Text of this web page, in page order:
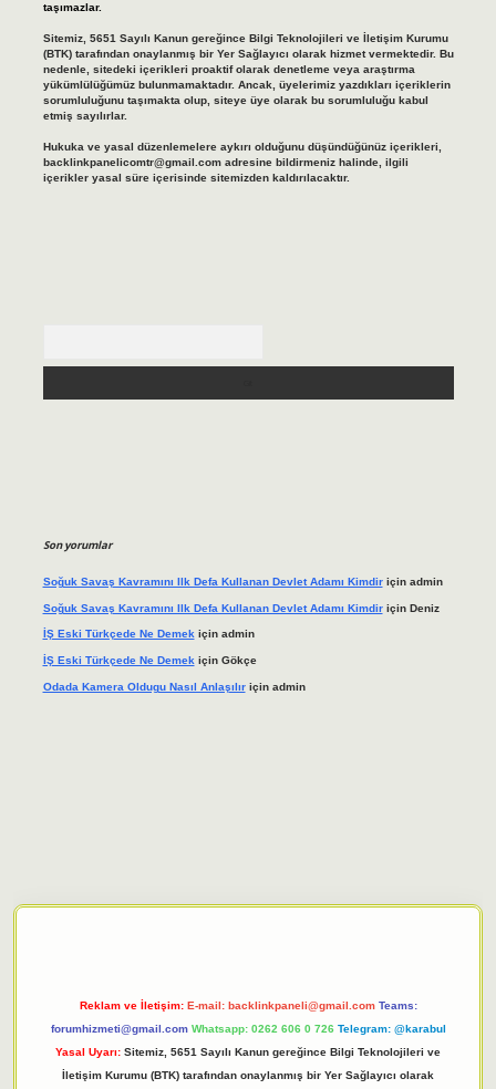
taşımazlar.
Sitemiz, 5651 Sayılı Kanun gereğince Bilgi Teknolojileri ve İletişim Kurumu
(BTK) tarafından onaylanmış bir Yer Sağlayıcı olarak hizmet vermektedir. Bu
nedenle, sitedeki içerikleri proaktif olarak denetleme veya araştırma
yükümlülüğümüz bulunmamaktadır. Ancak, üyelerimiz yazdıkları içeriklerin
sorumluluğunu taşımakta olup, siteye üye olarak bu sorumluluğu kabul
etmiş sayılırlar.
Hukuka ve yasal düzenlemelere aykırı olduğunu düşündüğünüz içerikleri,
backlinkpanelicomtr@gmail.comadresine bildirmeniz halinde, ilgili
içerikler yasal süre içerisinde sitemizden kaldırılacaktır.
Son yorumlar
Soğuk Savaş Kavramını Ilk Defa Kullanan Devlet Adamı Kimdiriçin admin
Soğuk Savaş Kavramını Ilk Defa Kullanan Devlet Adamı Kimdiriçin Deniz
İŞ Eski Türkçede Ne Demekiçin admin
İŞ Eski Türkçede Ne Demek için Gökçe
Odada Kamera Oldugu Nasıl Anlaşılıriçin admin
Reklam ve İletişim: E-mail: backlinkpaneli@gmail.com Teams:
forumhizmeti@gmail.com Whatsapp: 0262 606 0 726 Telegram: @karabul
Yasal Uyarı: Sitemiz, 5651 Sayılı Kanun gereğince Bilgi Teknolojileri ve
İletişim Kurumu (BTK) tarafından onaylanmış bir Yer Sağlayıcı olarak